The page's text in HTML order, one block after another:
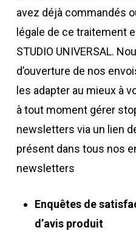
avez déjà commandés
légale de ce traitement
STUDIO UNIVERSAL.
d’ouverture de nos
les adapter au mieux à
à tout moment gérer
newsletters via un lien
présent dans tous nos
newsletters
Enquêtes de
d’avis produit